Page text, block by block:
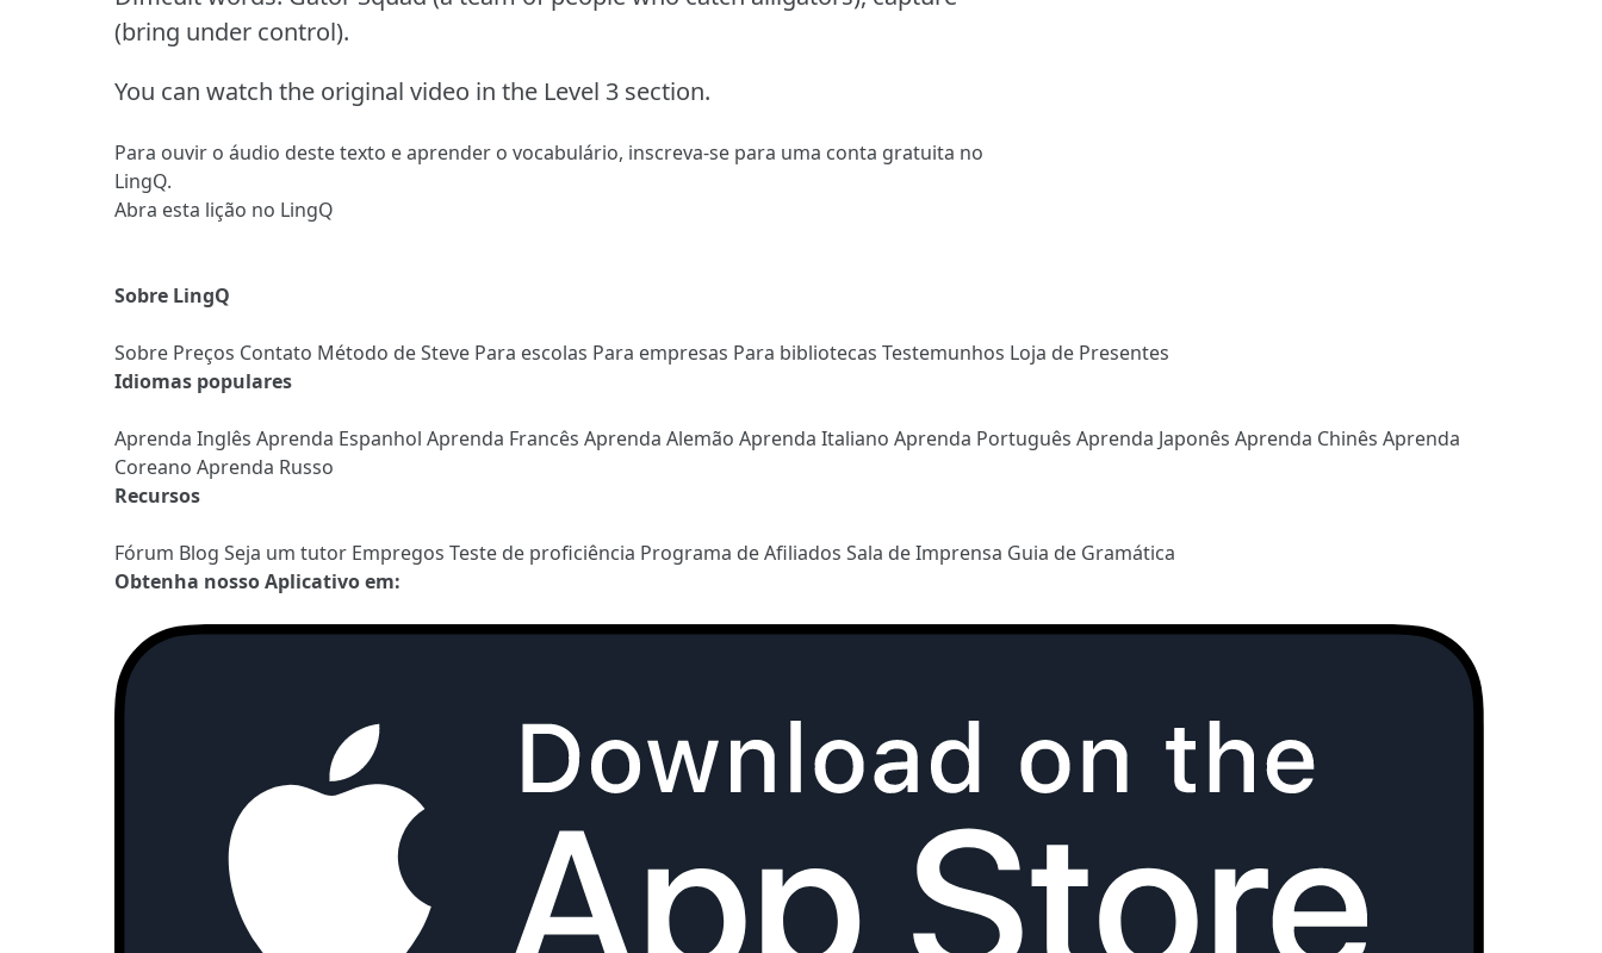
(bring under control).
You can watch the original video in the Level 3 section.
Para ouvir o áudio deste texto e aprender o vocabulário, inscreva-se para uma conta gratuita no
LingQ.
Abra esta lição no LingQ
Sobre LingQ
Sobre Preços Contato Método de Steve Para escolas Para empresas Para bibliotecas Testemunhos Loja de Presentes
Idiomas populares
Aprenda Inglês Aprenda Espanhol Aprenda Francês Aprenda Alemão Aprenda Italiano Aprenda Português Aprenda Japonês Aprenda Chinês Aprenda
Coreano Aprenda Russo
Recursos
Fórum Blog Seja um tutor Empregos Teste de proficiência Programa de Afiliados Sala de Imprensa Guia de Gramática
Obtenha nosso Aplicativo em: